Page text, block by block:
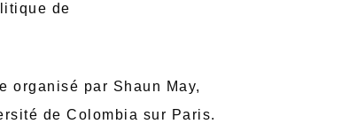
de
organisé par Shaun May,
de Colombia sur Paris.